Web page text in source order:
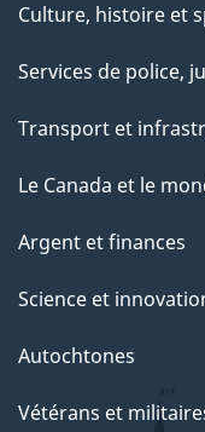
Culture, histoire et
Services de police,
Transport et
Le Canada et le
Argent et finances
Science et
Autochtones
Vétérans et